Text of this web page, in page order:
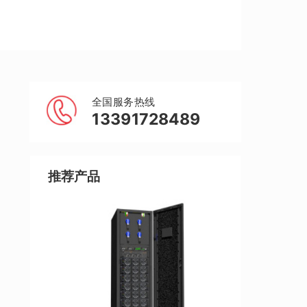
全国服务热线
13391728489
推荐产品